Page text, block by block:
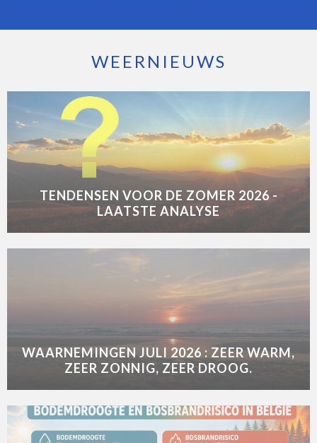
WEERNIEUWS
TENDENSEN VOOR DE ZOMER 2026 -
LAATSTE ANALYSE
WAARNEMINGEN JULI 2026 : ZEER WARM,
ZEER ZONNIG, ZEER DROOG.